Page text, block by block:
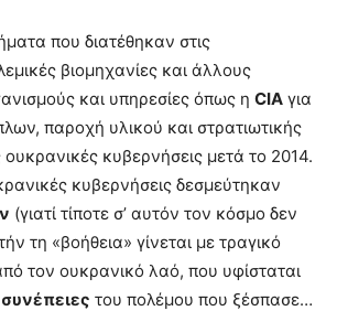
που διατέθηκαν στις
βιομηχανίες και άλλους
και υπηρεσίες όπως η CIA για
παροχή υλικού και στρατιωτικής
ουκρανικές κυβερνήσεις μετά το 2014.
κυβερνήσεις δεσμεύτηκαν
(γιατί τίποτε σ’ αυτόν τον κόσμο δεν
τη «βοήθεια» γίνεται με τραγικό
τον ουκρανικό λαό, που υφίσταται
του πολέμου που ξέσπασε…